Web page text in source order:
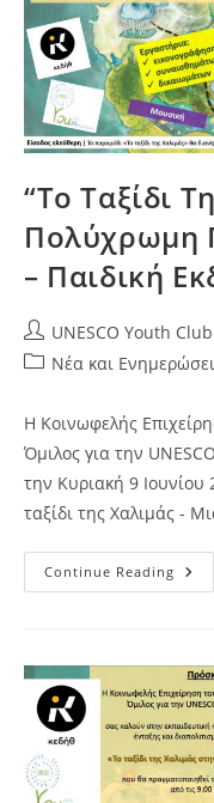
“Το Ταξίδι
Πολύχρωμη
– Παιδική
Post
author:
UNESCO Youth
PostΝέα και
Η Κοινωφελής
Όμιλος για την
την Κυριακή 9
ταξίδι της Χαλιμάς -
Continue Reading “Το
Για
–